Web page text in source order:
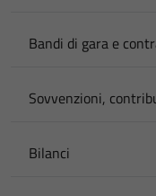
Bandi di gara e
Sovvenzioni,
Bilanci